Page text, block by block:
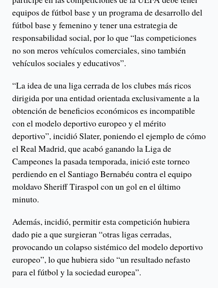
equipos de fútbol base y un programa de desarrollo del
fútbol base y femenino y tener una estrategia de
responsabilidad social, por lo que “las competiciones
no son meros vehículos comerciales, sino también
vehículos sociales y educativos”.
“La idea de una liga cerrada de los clubes más ricos
dirigida por una entidad orientada exclusivamente a la
obtención de beneficios económicos es incompatible
con el modelo deportivo europeo y el mérito
deportivo”, incidió Slater, poniendo el ejemplo de cómo
el Real Madrid, que acabó ganando la Liga de
Campeones la pasada temporada, inició este torneo
perdiendo en el Santiago Bernabéu contra el equipo
moldavo Sheriff Tiraspol con un gol en el último
minuto.
Además, incidió, permitir esta competición hubiera
dado pie a que surgieran “otras ligas cerradas,
provocando un colapso sistémico del modelo deportivo
europeo”, lo que hubiera sido “un resultado nefasto
para el fútbol y la sociedad europea”.